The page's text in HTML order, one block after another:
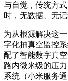
与自觉，传统方
时，无数据、无
为从根源解决这
字化抽真空监控
配了智能数字真
路内微米级的压
系统（小米服务